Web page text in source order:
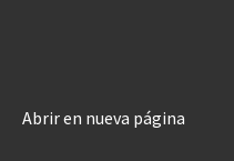
Abrir en nueva página